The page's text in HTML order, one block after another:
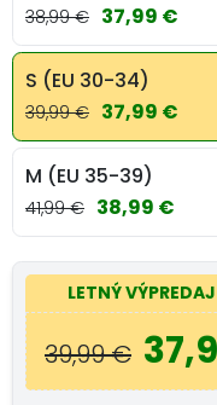
38,99 € 37,99 €
S (EU 30-34)
39,99 € 37,99 €
M (EU 35-39)
41,99 € 38,99 €
LETNÝ VÝPREDAJ
39,99 €